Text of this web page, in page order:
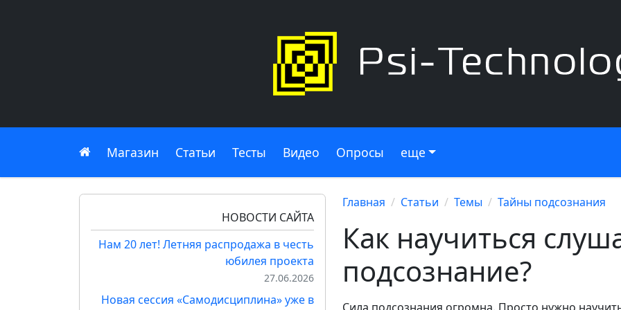
Главная
Магазин Статьи Тесты Видео Опросы еще
НОВОСТИ САЙТА
Нам 20 лет! Летняя распродажа в честь
юбилея проекта
27.06.2026
Новая сессия «Самодисциплина» уже в
Главная Статьи Темы Тайны подсознания
Как научиться
подсознание?